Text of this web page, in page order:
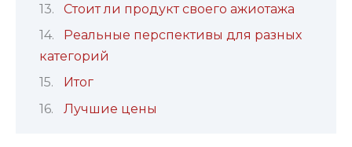
Стоит ли продукт своего ажиотажа
Реальные перспективы для разных
категорий
Итог
Лучшие цены